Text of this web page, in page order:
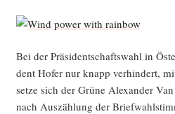
Bei der Prä­si­dent­schafts­wahl in
dent Hofer nur knapp ver­hin­dert,
set­ze sich der Grü­ne Alex­an­der
nach Aus­zäh­lung der